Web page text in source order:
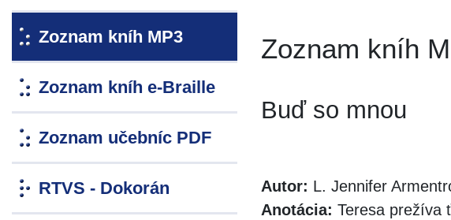
Zoznam kníh MP3
Zoznam kníh e-Braille
Zoznam učebníc PDF
RTVS - Dokorán
Zoznam kníh
Buď so mnou
Autor: L. Jennifer
Anotácia: Teresa prežíva